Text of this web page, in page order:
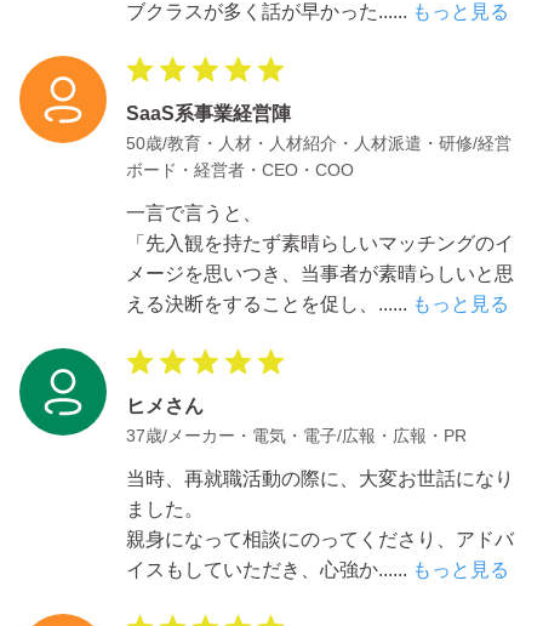
ブクラスが多く話が早かった...... もっと見る
SaaS系事業経営陣
50歳/教育・人材・人材紹介・人材派遣・研修/経営
ボード・経営者・CEO・COO
一言で言うと、
「先入観を持たず素晴らしいマッチングのイ
メージを思いつき、当事者が素晴らしいと思
える決断をすることを促し、 ...... もっと見る
ヒメさん
37歳/メーカー・電気・電子/広報・広報・PR
当時、再就職活動の際に、大変お世話になり
ました。
親身になって相談にのってくださり、アドバ
イスもしていただき、心強か...... もっと見る